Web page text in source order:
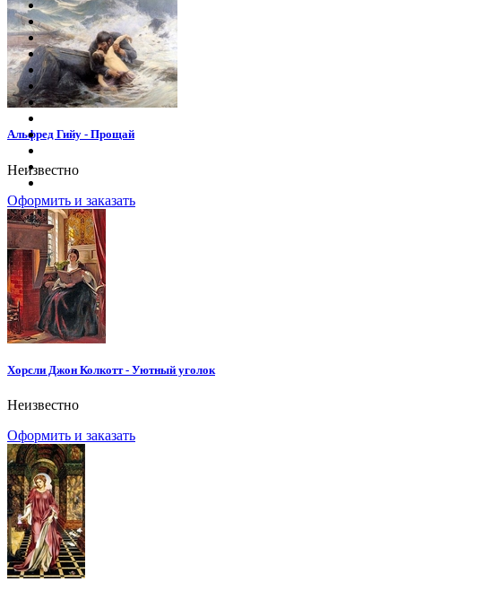
Альфред Гийу - Прощай
Неизвестно
Оформить и заказать
Хорсли Джон Колкотт - Уютный уголок
Неизвестно
Оформить и заказать